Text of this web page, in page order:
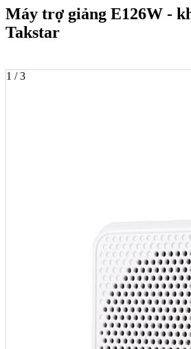
Máy trợ giảng E126W -
Takstar
1 / 3